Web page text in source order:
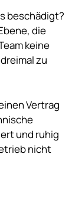
beschädigt?
die
keine
zu
Vertrag
und ruhig
nicht